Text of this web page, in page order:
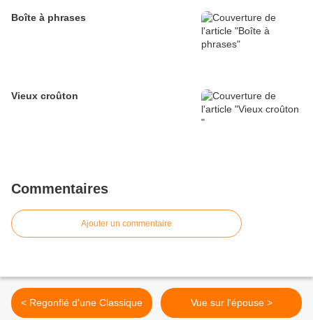
Boîte à phrases
Vieux croûton
Commentaires
Ajouter un commentaire
< Regonflé d'une Classique Vue sur l'épouse >